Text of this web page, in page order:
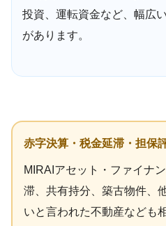
投資、運転資金など、幅広
があります。
赤字決算・税金延滞・担保
MIRAIアセット・ファイナ
滞、共有持分、築古物件、
いと言われた不動産なども